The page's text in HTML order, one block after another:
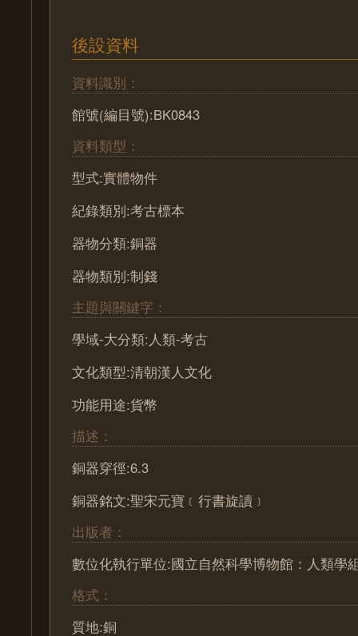
後設資料
資料識別：
館號(編目號):BK0843
資料類型：
型式:實體物件
紀錄類別:考古標本
器物分類:銅器
器物類別:制錢
主題與關鍵字：
學域-大分類:人類-考古
文化類型:清朝漢人文化
功能用途:貨幣
描述：
銅器穿徑:6.3
銅器銘文:聖宋元寶﹝行書旋讀﹞
出版者：
數位化執行單位:國立自然科學博物館：人類學
格式：
質地:銅